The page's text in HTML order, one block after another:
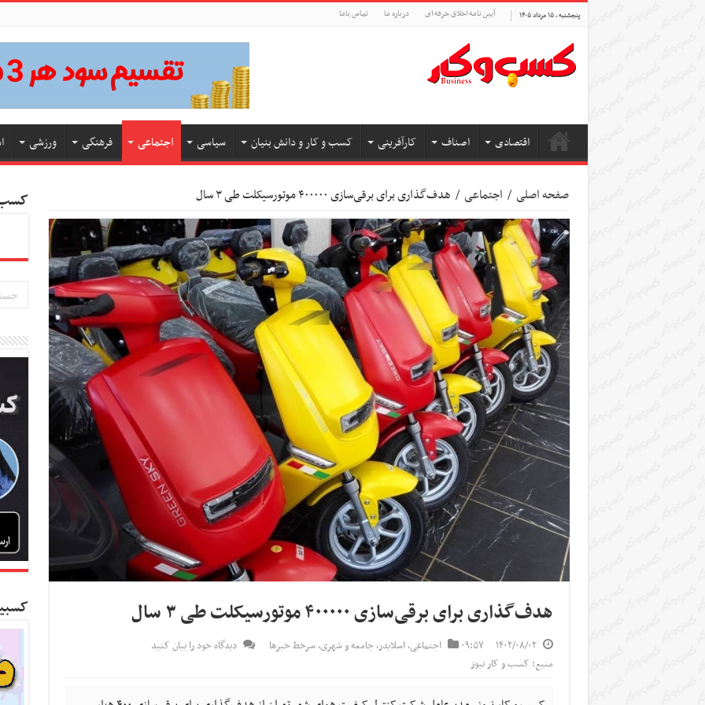
پنجشنبه , ۱۵ مرداد ۱۴۰۵ آیین نامه اخلاق حرفه ای درباره ما تماس باما
اقتصادی اصناف کارآفرینی کسب و کار و دانش بنیان سیاسی اجتماعی فرهنگی ورزشی
صفحه اصلی / اجتماعی / هدف‌گذاری برای برقی‌سازی ۴۰۰۰۰۰ موتورسیکلت طی ۳ سال
هدف‌گذاری برای برقی‌سازی ۴۰۰۰۰۰ موتورسیکلت طی ۳ سال
۱۴۰۲/۰۸/۰۲ ۰۹:۵۷ اجتماعی,اسلایدر, جامعه و شهری,سرخط خبرها
دیدگاه خود را بیان کنید
منبع: کسب و کار نیوز
کسب